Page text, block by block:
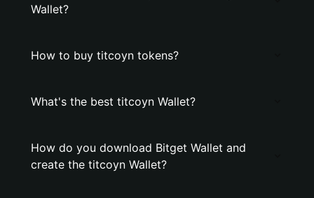
Wallet?
How to buy titcoyn tokens?
What's the best titcoyn Wallet?
How do you download Bitget Wallet and
create the titcoyn Wallet?